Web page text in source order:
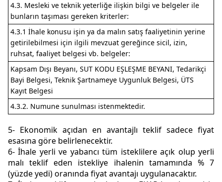
4.3. Mesleki ve teknik yeterliğe ilişkin bilgi ve belgeler ile
bunların taşıması gereken kriterler:
4.3.1 İhale konusu işin ya da malın satış faaliyetinin yerine
getirilebilmesi için ilgili mevzuat gereğince sicil, izin,
ruhsat, faaliyet belgesi vb. belgeler:
Kapsam Dışı Beyanı, SUT KODU EŞLEŞME BEYANI, Tedarikçi
Bayi Belgesi, Teknik Şartnameye Uygunluk Belgesi, ÜTS
Kayıt Belgesi
4.3.2. Numune sunulması istenmektedir.
5- Ekonomik açıdan en avantajlı teklif sadece fiyat
esasına göre belirlenecektir.
6- İhale yerli ve yabancı tüm isteklilere açık olup yerli
malı teklif eden istekliye ihalenin tamamında % 7
(yüzde yedi) oranında fiyat avantajı uygulanacaktır.